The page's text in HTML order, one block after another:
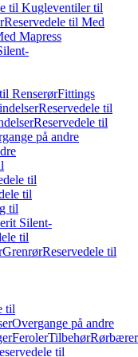
til Kugleventiler til
Reservedele til Med
Mapress
RenserørFittings
Reservedele til
Reservedele til
på andre
til
til
til
Silent-
til
GrenrørReservedele til
til
Overgange på andre
FerolerTilbehør
til